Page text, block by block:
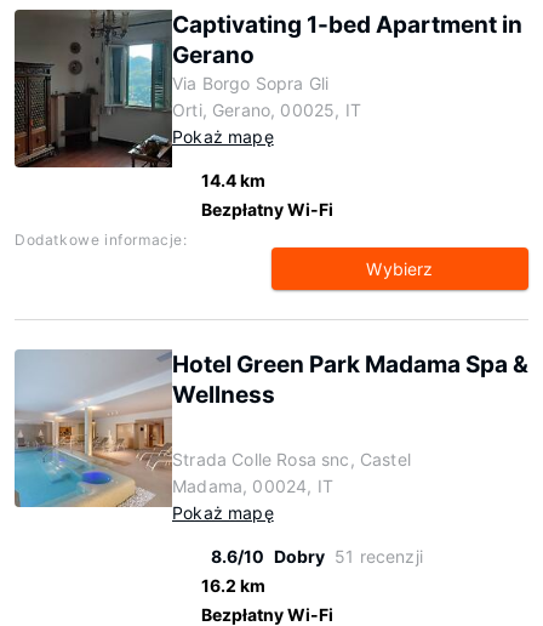
Captivating 1-bed Apartment in
Gerano
Via Borgo Sopra Gli
Orti, Gerano, 00025, IT
Pokaż mapę
14.4 km
Bezpłatny Wi-Fi
Dodatkowe informacje:
Wybierz
Hotel Green Park Madama Spa &
Wellness
Strada Colle Rosa snc, Castel
Madama, 00024, IT
Pokaż mapę
8.6/10 Dobry 51 recenzji
16.2 km
Bezpłatny Wi-Fi